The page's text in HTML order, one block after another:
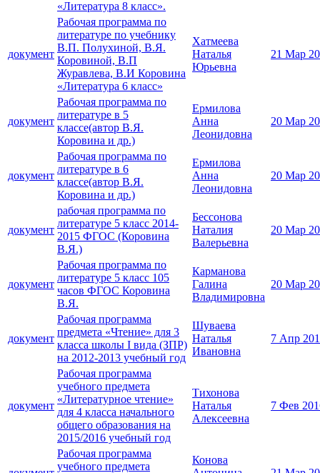
«Литература 8 класс».
документ
Рабочая программа по
литературе по учебнику
В.П. Полухиной, В.Я.
Коровиной, В.П
Журавлева, В.И Коровина
«Литература 6 класс»
Хатмеева
Наталья
Юрьевна
21 Мар
документ
Рабочая программа по
литературе в 5
классе(автор В.Я.
Коровина и др.)
Ермилова
Анна
Леонидовна
20 Мар
документ
Рабочая программа по
литературе в 6
классе(автор В.Я.
Коровина и др.)
Ермилова
Анна
Леонидовна
20 Мар
документ
рабочая программа по
литературе 5 класс 2014-
2015 ФГОС (Коровина
В.Я.)
Бессонова
Наталия
Валерьевна
20 Мар
документ
Рабочая программа по
литературе 5 класс 105
часов ФГОС Коровина
В.Я.
Карманова
Галина
Владимировна
20 Мар
документ
Рабочая программа
предмета «Чтение» для 3
класса школы І вида (ЗПР)
на 2012-2013 учебный год
Шуваева
Наталья
Ивановна
7 Апр
документ
Рабочая программа
учебного предмета
«Литературное чтение»
для 4 класса начального
общего образования на
2015/2016 учебный год
Тихонова
Наталья
Алексеевна
7 Фев
Рабочая программа
учебного предмета
Конова